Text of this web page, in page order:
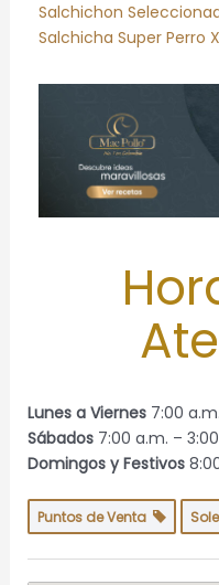
Salchichon
Salchicha Super Perro
Lunes a Viernes7:00
Sábados7:00 a.m. –
Domingos y Festivos
Puntos de Venta